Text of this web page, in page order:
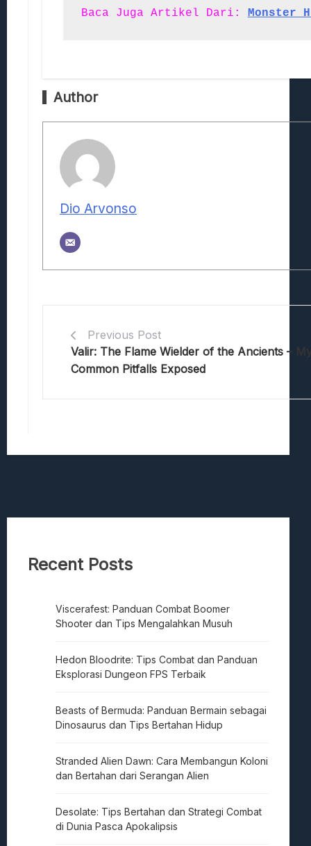
Baca Juga Artikel Dari: Monster
Author
Dio Arvonso
Previous Post
Valir: The Flame Wielder of the Ancients –
Common Pitfalls Exposed
Recent Posts
Viscerafest: Panduan Combat Boomer
Shooter dan Tips Mengalahkan Musuh
Hedon Bloodrite: Tips Combat dan Panduan
Eksplorasi Dungeon FPS Terbaik
Beasts of Bermuda: Panduan Bermain sebagai
Dinosaurus dan Tips Bertahan Hidup
Stranded Alien Dawn: Cara Membangun Koloni
dan Bertahan dari Serangan Alien
Desolate: Tips Bertahan dan Strategi Combat
di Dunia Pasca Apokalipsis